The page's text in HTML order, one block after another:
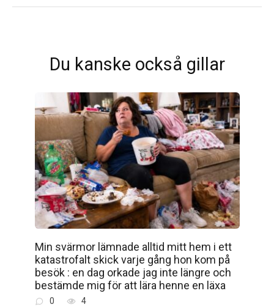
Du kanske också gillar
Min svärmor lämnade alltid mitt hem i ett
katastrofalt skick varje gång hon kom på
besök : en dag orkade jag inte längre och
bestämde mig för att lära henne en läxa
0 4